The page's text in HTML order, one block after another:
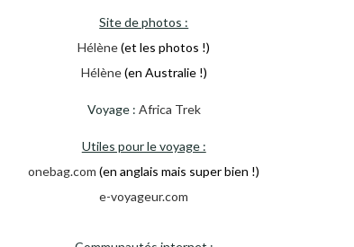
Site de photos :
Hélène(et les photos !)
Hélène(en Australie !)
Voyage : Africa Trek
Utiles pour le voyage :
onebag.com (en anglais mais super bien !)
e-voyageur.com